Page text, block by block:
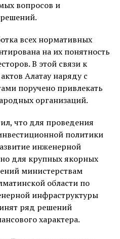
вопросов и
всех нормативных
на их понятность
В этой связи к
Алатау наряду с
поручено привлекать
организаций.
что для проведения
политики
инженерной
для крупных якорных
министерствам
области по
инфраструктуры
ряд решений
характера.